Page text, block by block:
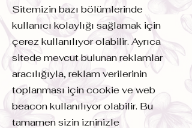
Sitemizin bazı bölümlerinde
kullanıcı kolaylığı sağlamak için
çerez kullanılıyor olabilir. Ayrıca
sitede mevcut bulunan reklamlar
aracılığıyla, reklam verilerinin
toplanması için cookie ve web
beacon kullanılıyor olabilir. Bu
tamamen sizin izninizle